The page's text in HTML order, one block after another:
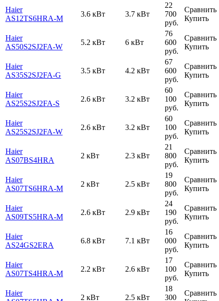
Haier
AS12TS6HRA-M
3.6 кВт 3.7 кВт
22
700
руб.
Сравнить
Купить
Haier
AS50S2SJ2FA-W
5.2 кВт 6 кВт
76
600
руб.
Сравнить
Купить
Haier
AS35S2SJ2FA-G
3.5 кВт 4.2 кВт
67
600
руб.
Сравнить
Купить
Haier
AS25S2SJ2FA-S
2.6 кВт 3.2 кВт
60
100
руб.
Сравнить
Купить
Haier
AS25S2SJ2FA-W
2.6 кВт 3.2 кВт
60
100
руб.
Сравнить
Купить
Haier
AS07BS4HRA
2 кВт 2.3 кВт
21
800
руб.
Сравнить
Купить
Haier
AS07TS6HRA-M
2 кВт 2.5 кВт
19
800
руб.
Сравнить
Купить
Haier
AS09TS5HRA-M
2.6 кВт 2.9 кВт
24
190
руб.
Сравнить
Купить
Haier
AS24GS2ERA
6.8 кВт 7.1 кВт
16
000
руб.
Сравнить
Купить
Haier
AS07TS4HRA-M
2.2 кВт 2.6 кВт
17
100
руб.
Сравнить
Купить
Haier
2 кВт 2.5 кВт
18
300
Сравнить